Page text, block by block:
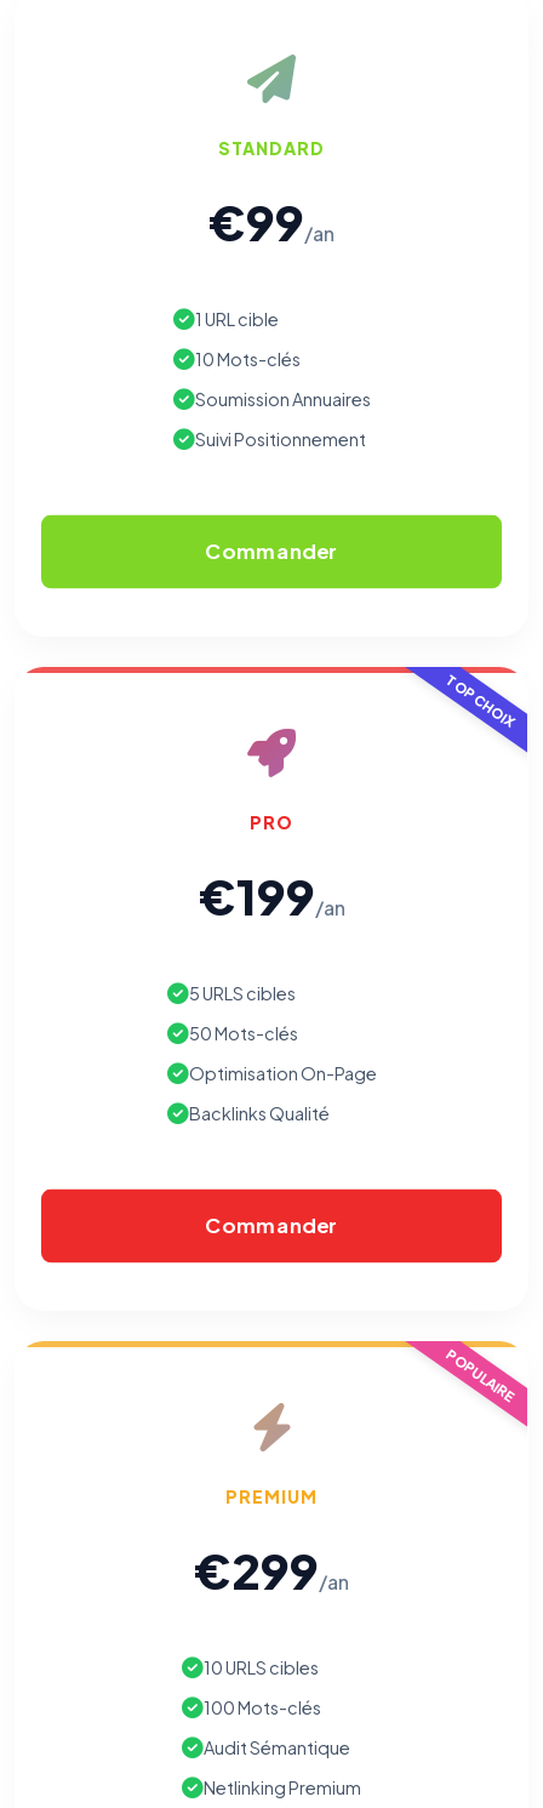
STANDARD
€99/an
1 URL cible
10 Mots-clés
Soumission Annuaires
Suivi Positionnement
Commander
TOP CHOIX
PRO
€199/an
5 URLS cibles
50 Mots-clés
Optimisation On-Page
Backlinks Qualité
Commander
POPULAIRE
PREMIUM
€299/an
10 URLS cibles
100 Mots-clés
Audit Sémantique
Netlinking Premium